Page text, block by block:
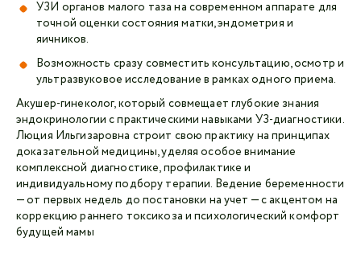
УЗИ органов малого таза на современном аппарате для
точной оценки состояния матки, эндометрия и
яичников.
Возможность сразу совместить консультацию, осмотр и
ультразвуковое исследование в рамках одного приема.
Акушер-гинеколог, который совмещает глубокие знания
эндокринологии с практическими навыками УЗ-диагностики.
Люция Ильгизаровна строит свою практику на принципах
доказательной медицины, уделяя особое внимание
комплексной диагностике, профилактике и
индивидуальному подбору терапии. Ведение беременности
— от первых недель до постановки на учет — с акцентом на
коррекцию раннего токсикоза и психологический комфорт
будущей мамы